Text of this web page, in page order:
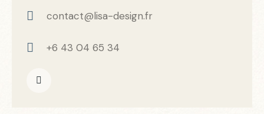
contact@lisa-design.fr
+6 43 04 65 34